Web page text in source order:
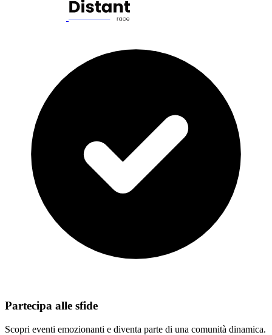
Partecipa alle sfide
Scopri eventi emozionanti e diventa parte di una comunità dinamica.